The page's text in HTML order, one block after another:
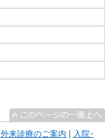
外来診療のご案内 | 入院･